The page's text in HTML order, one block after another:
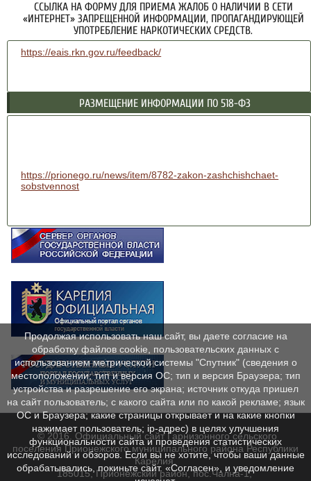
ССЫЛКА НА ФОРМУ ДЛЯ ПРИЕМА ЖАЛОБ О НАЛИЧИИ В СЕТИ
«ИНТЕРНЕТ» ЗАПРЕЩЕННОЙ ИНФОРМАЦИИ, ПРОПАГАНДИРУЮЩЕЙ
УПОТРЕБЛЕНИЕ НАРКОТИЧЕСКИХ СРЕДСТВ.
https://eais.rkn.gov.ru/feedback/
РАЗМЕЩЕНИЕ ИНФОРМАЦИИ ПО 518-ФЗ
https://prionego.ru/news/item/8782-zakon-zashchishchaet-
sobstvennost
© 2016. Официальный сайт Гарнизонного сельского
поселения Прионежского муниципального района Республики
Карелия.
185015, Прионежский район, пос.Чална-1,
Продолжая использовать наш сайт, вы даете согласие на
обработку файлов cookie, пользовательских данных с
использованием метрической системы "Спутник" (сведения о
местоположении; тип и версия ОС; тип и версия Браузера; тип
устройства и разрешение его экрана; источник откуда пришел
на сайт пользователь; с какого сайта или по какой рекламе; язык
ОС и Браузера; какие страницы открывает и на какие кнопки
нажимает пользователь; ip-адрес) в целях улучшения
функциональности сайта и проведения статистических
исследований и обзоров. Если вы не хотите, чтобы ваши данные
обрабатывались, покиньте сайт. «Согласен», и уведомление